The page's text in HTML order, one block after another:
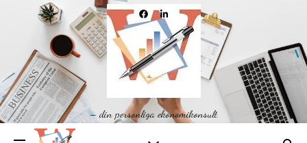
– din personliga ekonomikonsult